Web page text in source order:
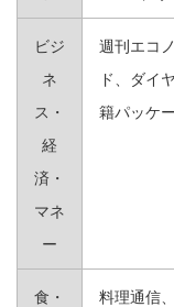
ビジ
ネ
ス・
経
済・
マネ
ー
週刊エコ
ド、ダイ
籍パッケ
食・
料理通信